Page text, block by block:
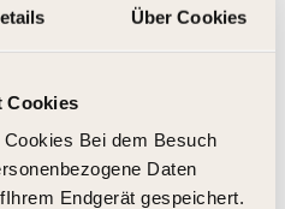
Über Cookies
Cookies
Bei dem Besuch
Daten
Endgerät gespeichert.